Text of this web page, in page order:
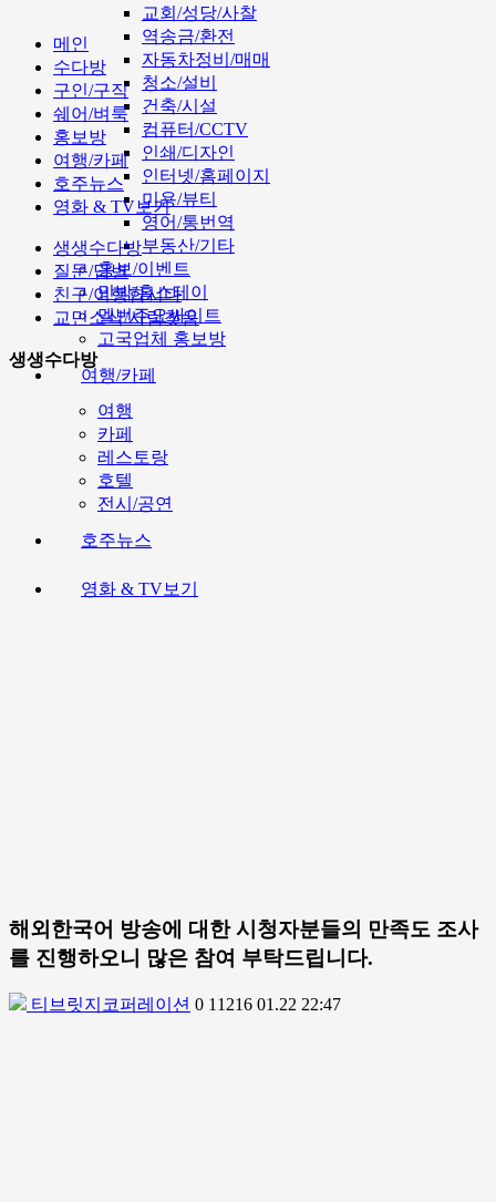
교회/성당/사찰
역송금/환전
자동차정비/매매
청소/설비
건축/시설
컴퓨터/CCTV
인쇄/디자인
인터넷/홈페이지
미용/뷰티
영어/통번역
부동산/기타
홍보/이벤트
민박/홈스테이
멜번주요싸이트
고국업체 홍보방
여행/카페
여행
카페
레스토랑
호텔
전시/공연
호주뉴스
영화 & TV보기
메인
수다방
구인/구직
쉐어/벼룩
홍보방
여행/카페
호주뉴스
영화 & TV보기
생생수다방
질문/답변
친구/여행합시다
교민소식/사람찾음
생생수다방
해외한국어 방송에 대한 시청자분들의 만족도 조사
를 진행하오니 많은 참여 부탁드립니다.
티브릿지코퍼레이션 0 11216 01.22 22:47